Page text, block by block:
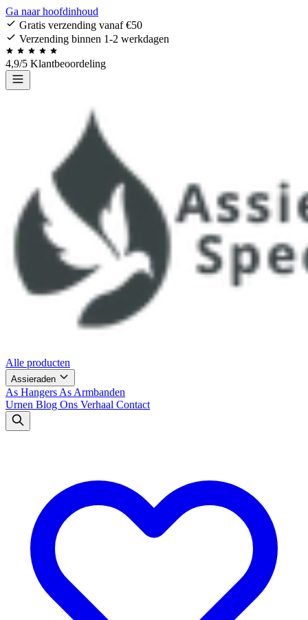
Ga naar hoofdinhoud
Gratis verzending vanaf €50
Verzending binnen 1-2 werkdagen
4,9/5 Klantbeoordeling
Alle producten
Assieraden
As Hangers As Armbanden
Urnen Blog Ons Verhaal Contact